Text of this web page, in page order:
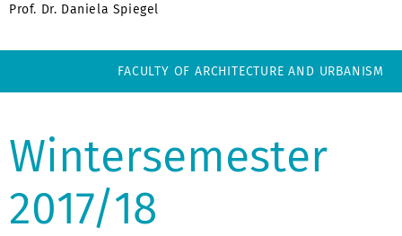
Prof. Dr. Daniela Spiegel
FACULTY OF ARCHITECTURE AND URBANISM
Wintersemester
2017/18